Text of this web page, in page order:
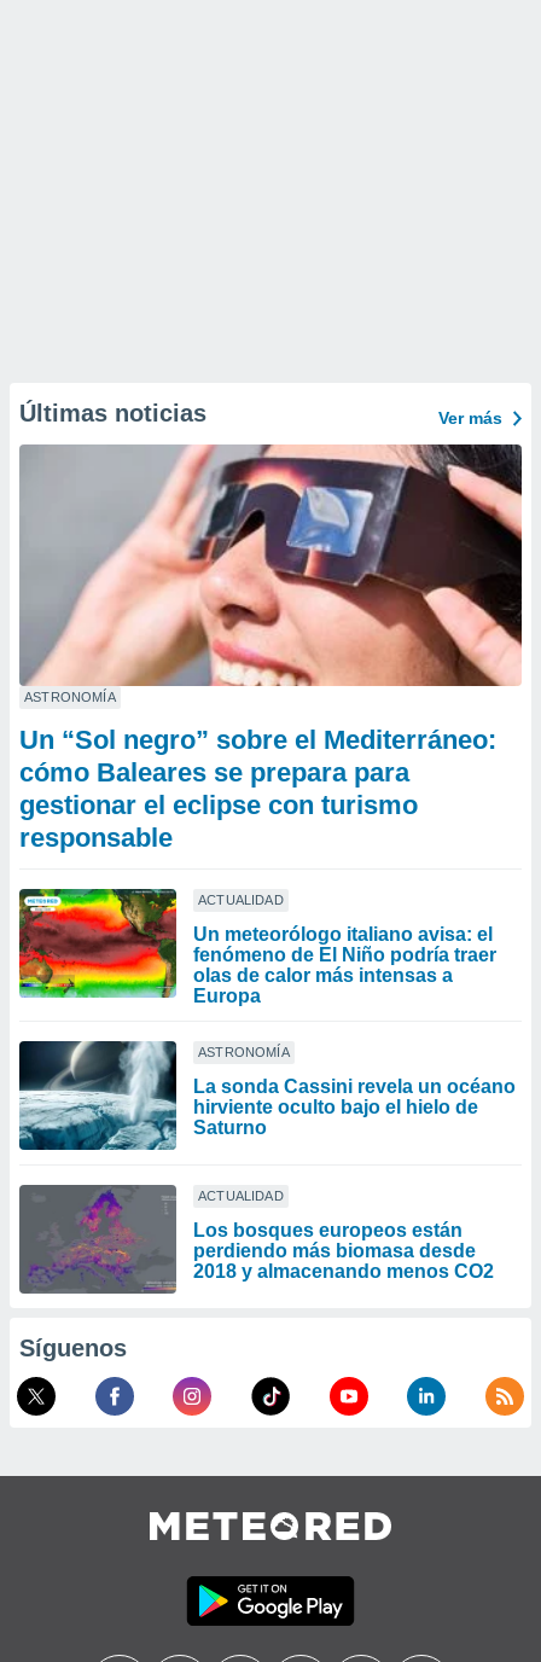
Últimas noticias Ver más
ASTRONOMÍA
Un “Sol negro” sobre el Mediterráneo:
cómo Baleares se prepara para
gestionar el eclipse con turismo
responsable
ACTUALIDAD
Un meteorólogo italiano avisa: el
fenómeno de El Niño podría traer
olas de calor más intensas a
Europa
ASTRONOMÍA
La sonda Cassini revela un océano
hirviente oculto bajo el hielo de
Saturno
ACTUALIDAD
Los bosques europeos están
perdiendo más biomasa desde
2018 y almacenando menos CO2
Síguenos